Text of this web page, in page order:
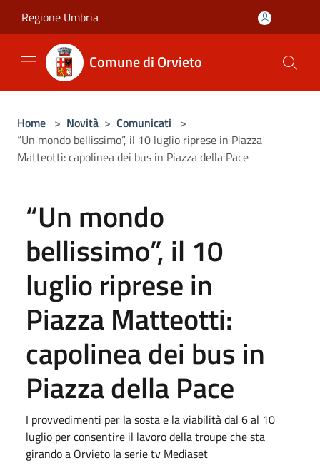
Regione Umbria
Comune di Orvieto
Home > Novità > Comunicati >
“Un mondo bellissimo”, il 10 luglio riprese in Piazza
Matteotti: capolinea dei bus in Piazza della Pace
“Un mondo
bellissimo”, il 10
luglio riprese in
Piazza Matteotti:
capolinea dei bus in
Piazza della Pace
I provvedimenti per la sosta e la viabilità dal 6 al 10
luglio per consentire il lavoro della troupe che sta
girando a Orvieto la serie tv Mediaset